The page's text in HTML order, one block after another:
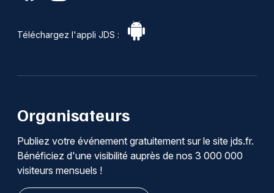
Téléchargez l'appli JDS :
Organisateurs
Publiez votre événement gratuitement sur le site jds.fr.
Bénéficiez d'une visibilité auprès de nos 3 000 000
visiteurs mensuels !